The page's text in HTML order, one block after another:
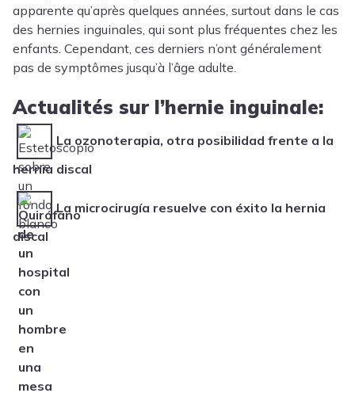
apparente qu’après quelques années, surtout dans le cas
des hernies inguinales, qui sont plus fréquentes chez les
enfants. Cependant, ces derniers n’ont généralement
pas de symptômes jusqu’à l’âge adulte.
Actualités sur l’hernie inguinale:
La ozonoterapia, otra posibilidad frente a la
hernia discal
La microcirugía resuelve con éxito la hernia
discal